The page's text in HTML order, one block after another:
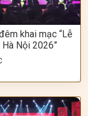
khai mạc “Lễ
Nội 2026”